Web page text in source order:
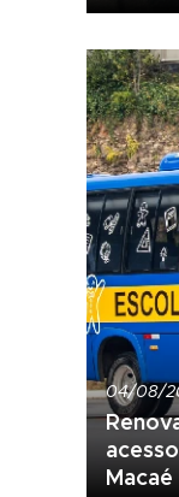
04/08/
Macaé